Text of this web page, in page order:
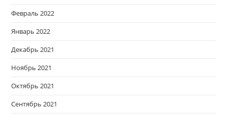
Февраль 2022
Январь 2022
Декабрь 2021
Ноябрь 2021
Октябрь 2021
Сентябрь 2021